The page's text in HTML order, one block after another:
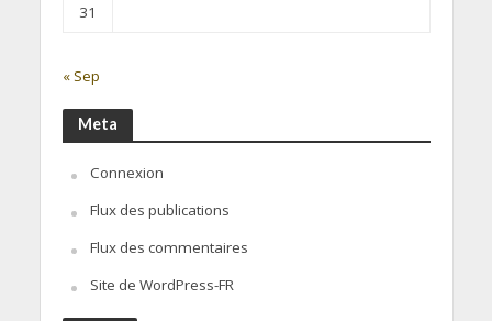
31
« Sep
Meta
Connexion
Flux des publications
Flux des commentaires
Site de WordPress-FR